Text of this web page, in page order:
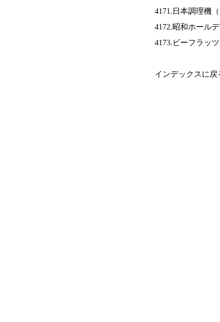
4171.日本調理機（
4172.昭和ホール
4173.ビーフラッ
インデックスに戻